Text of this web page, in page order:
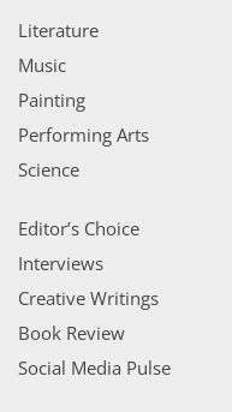
Literature
Music
Painting
Performing Arts
Science
Editor’s Choice
Interviews
Creative Writings
Book Review
Social Media Pulse